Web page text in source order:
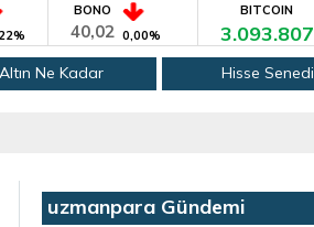
BONO
40,02 0,00%
BITCOIN
3.093.807
Altın Ne Kadar Hisse Senedi
uzmanpara Gündemi